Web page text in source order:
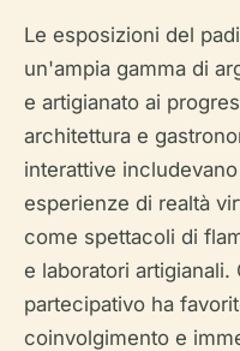
Le esposizioni del
un'ampia gamma di
e artigianato ai
architettura e
interattive
esperienze di realtà
come spettacoli di
e laboratori
partecipativo ha
coinvolgimento e